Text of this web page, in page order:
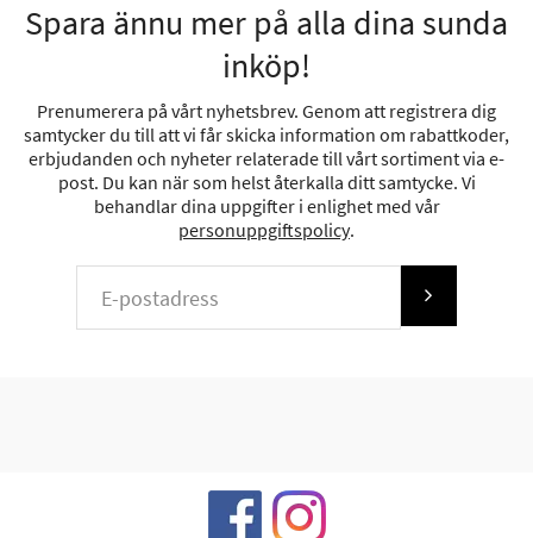
Spara ännu mer på alla dina sunda
inköp!
Prenumerera på vårt nyhetsbrev. Genom att registrera dig
samtycker du till att vi får skicka information om rabattkoder,
erbjudanden och nyheter relaterade till vårt sortiment via e-
post. Du kan när som helst återkalla ditt samtycke. Vi
behandlar dina uppgifter i enlighet med vår
personuppgiftspolicy.